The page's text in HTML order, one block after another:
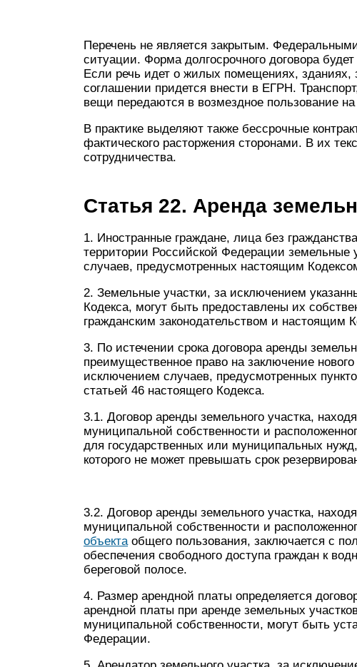
Перечень не является закрытым.
ситуации. Форма долгосрочного договора
Если речь идет о жилых помещениях, зданиях,
соглашении придется внести в ЕГРН.
вещи передаются в возмездное пользование
В практике выделяют также бессрочные
фактического расторжения сторонами. В их
сотрудничества.
Статья 22. Аренда
1. Иностранные граждане, лица без
территории Российской Федерации земельные
случаев, предусмотренных настоящим
2. Земельные участки, за исключением
Кодекса, могут быть предоставлены их
гражданским законодательством и настоящим
3. По истечении срока договора аренды
преимущественное право на заключение
исключением случаев, предусмотренных
статьей 46 настоящего Кодекса.
3.1. Договор аренды земельного участка,
муниципальной собственности и
для государственных или муниципальных
которого не может превышать срок
3.2. Договор аренды земельного участка,
муниципальной собственности и
объектаобщего пользования, заключается с
обеспечения свободного доступа граждан к
береговой полосе.
4. Размер арендной платы определяется
арендной платы при аренде земельных
муниципальной собственности, могут быть
Федерации.